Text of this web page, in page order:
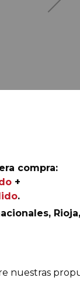
Ref.AGR-DN1218
compra:
+
.
Rioja,
nuestras